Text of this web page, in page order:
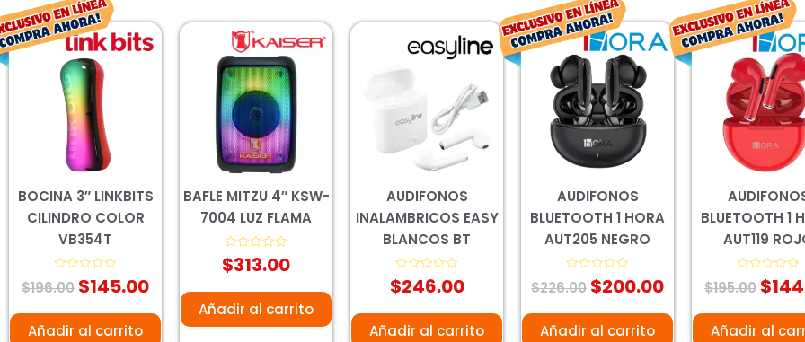
BOCINA 3″ LINKBITS
CILINDRO COLOR
VB354T
Valorado
con
de
$196.00
El
precio
original
era:
$196.00.
$145.00
El
precio
$145.00.
Añadir al carrito
BAFLE MITZU 4″ KSW-
7004 LUZ FLAMA
Valorado
con
de
$313.00
Añadir al carrito
AUDIFONOS
INALAMBRICOS EASY
BLANCOS BT
Valorado
con
de
$246.00
Añadir al carrito
AUDIFONOS
BLUETOOTH 1 HORA
AUT205 NEGRO
Valorado
con
de
$226.00
El
precio
original
era:
$226.00.
$200.00
El
precio
$200.00.
Añadir al carrito
BLUETOOTH 1
AUT119
Valorado
con
de
$195.00
El
era:
$
Añadir al